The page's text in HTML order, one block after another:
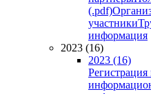
(.pdf)
участники
информация
2023 (16)
2023 (16)